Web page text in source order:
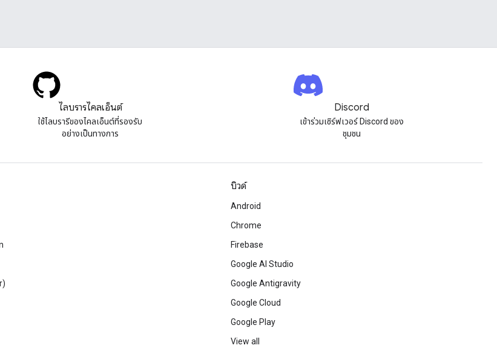
ไลบรารีไคลเอ็นต์
ใช้ไลบรารีของไคลเอ็นต์ที่รองรับ
อย่างเป็นทางการ
Discord
เข้าร่วมเซิร์ฟเวอร์ Discord ของ
ชุมชน
บิวด์
Android
Chrome
Firebase
Google AI Studio
Google Antigravity
Google Cloud
Google Play
View all